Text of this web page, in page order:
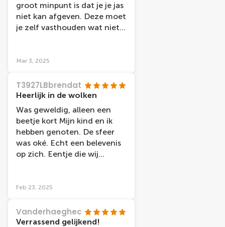
groot minpunt is dat je je jas
niet kan afgeven. Deze moet
je zelf vasthouden wat niet
Mar 3, 2025
T3927LBbrendat
Heerlijk in de wolken
Was geweldig, alleen een
beetje kort Mijn kind en ik
hebben genoten. De sfeer
was oké. Echt een belevenis
op zich. Eentje die wij
Feb 23, 2025
Vanderhaeghec
Verrassend gelijkend!